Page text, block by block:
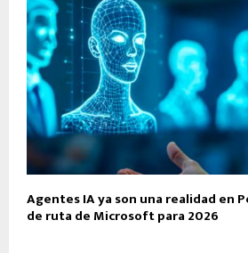
Agentes IA ya son una realidad en
de ruta de Microsoft para 2026